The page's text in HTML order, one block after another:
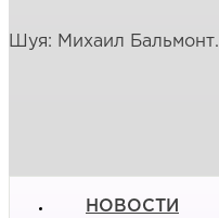
Шуя: Михаил Бальмонт.
НОВОСТИ